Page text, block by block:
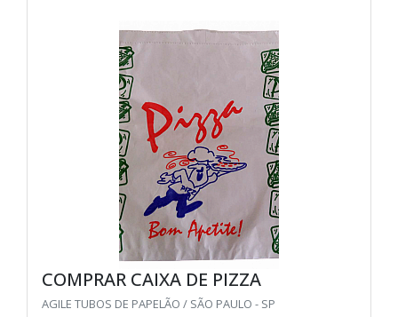
COMPRAR CAIXA DE PIZZA
AGILE TUBOS DE PAPELÃO / SÃO PAULO - SP